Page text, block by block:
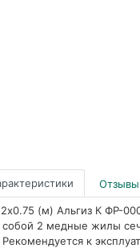
Отзывы
(м) Альгиз К ФР-
собой 2 медные жилы
Рекомендуется к